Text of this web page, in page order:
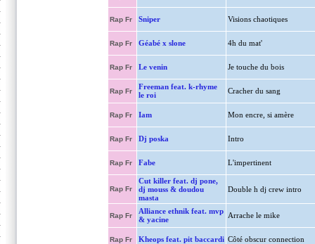
Rap Fr Sniper Visions chaotiques
Rap Fr Géabé x slone 4h du mat'
Rap Fr Le venin Je touche du bois
Rap Fr
Freeman feat. k-rhyme
le roi
Cracher du sang
Rap Fr Iam Mon encre, si amère
Rap Fr Dj poska Intro
Rap Fr Fabe L'impertinent
Rap Fr
Cut killer feat. dj pone,
dj mouss & doudou
masta
Double h dj crew intro
Rap Fr
Alliance ethnik feat. mvp
& yacine
Arrache le mike
Rap Fr Kheops feat. pit baccardi Côté obscur connection